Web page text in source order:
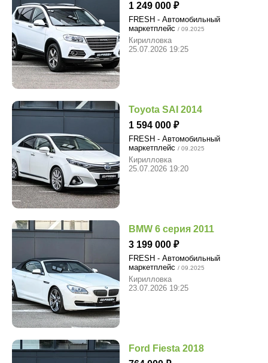
1 249 000
FRESH - Автомобильный
маркетплейс / 09.2025
Кирилловка
25.07.2026 19:25
Toyota SAI 2014
1 594 000
FRESH - Автомобильный
маркетплейс / 09.2025
Кирилловка
25.07.2026 19:20
BMW 6 серия 2011
3 199 000
FRESH - Автомобильный
маркетплейс / 09.2025
Кирилловка
23.07.2026 19:25
Ford Fiesta 2018